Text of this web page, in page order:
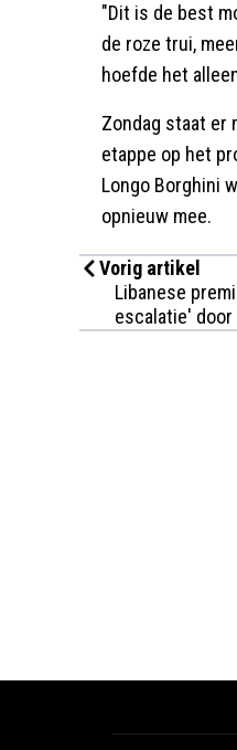
"Dit is de best
de roze trui,
hoefde het
Zondag staat er
etappe op het
Longo Borghini
opnieuw mee.
Vorig artikel
Libanese
escalatie' door